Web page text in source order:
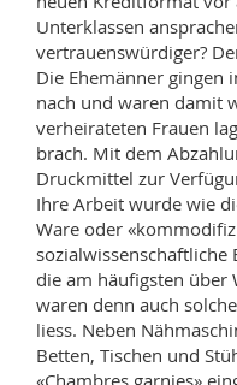
Unterklassen
vertrauenswürdiger?
Die Ehemänner gingen
nach und waren damit
verheirateten Frauen
brach. Mit dem
Druckmittel zur
Ihre Arbeit wurde wie
Ware oder
sozialwissenschaftliche
die am häufigsten über
waren denn auch
liess. Neben
Betten, Tischen und